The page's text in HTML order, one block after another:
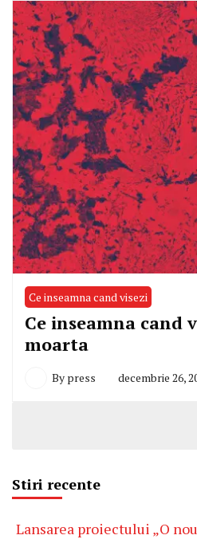
Ce inseamna cand visezi
Ce inseamna cand
moarta
By press decembrie 26,
Stiri recente
Lansarea proiectului „O